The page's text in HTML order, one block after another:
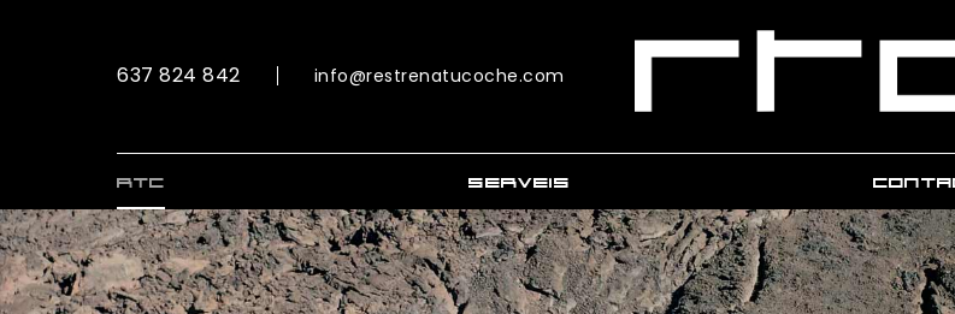
637 824 842 info@restrenatucoche.com
RTC SERVEIS
RTC FORMACIÓ
RTC EXPERIENCE
RTC EXPERIENCE VIP